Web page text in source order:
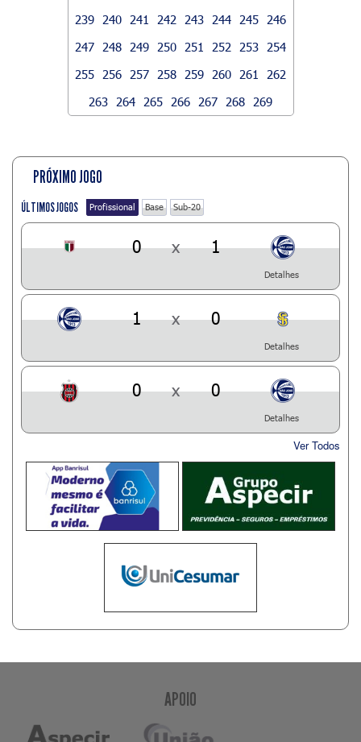
239
240 241 242 243 244 245
246
247
248 249 250 251 252 253
254
255
256 257 258 259 260 261
262
263
264 265 266 267 268 269
PRÓXIMO JOGO
ÚLTIMOS JOGOS Profissional Base Sub-20
0 x 1
Detalhes
1 x 0
Detalhes
0 x 0
Detalhes
Ver Todos
APOIO